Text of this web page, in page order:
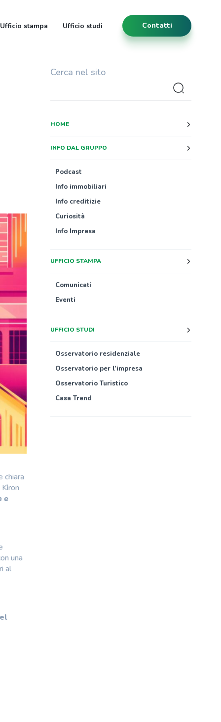
Contatti
Ufficio stampa Ufficio studi
chiara
e
una
al
Cerca nel sito
HOME
INFO DAL GRUPPO
Podcast
Info immobiliari
Info creditizie
Curiosità
Info Impresa
UFFICIO STAMPA
Comunicati
Eventi
UFFICIO STUDI
Osservatorio residenziale
Osservatorio per l’impresa
Osservatorio Turistico
Casa Trend